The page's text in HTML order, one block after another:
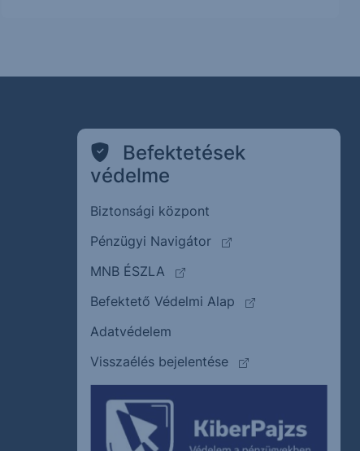
Befektetések
védelme
Biztonsági központ
Pénzügyi Navigátor
(külső oldalra ugrik)
MNB ÉSZLA
(külső oldalra ugrik)
Befektető Védelmi Alap
(külső oldalra
Adatvédelem
Visszaélés bejelentése
(külső oldalra ugrik)